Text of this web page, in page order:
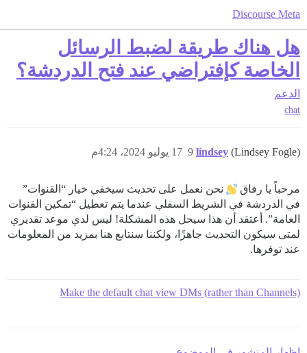
Discourse Meta
هل هناك طريقة لضبط الرسائل
الخاصة كإفتراضي عند فتح الدردشة؟
الدعم
chat
lindsey (Lindsey Fogle) 17 يوليو 2024، 4:24م 9
مرحباً يا رفاق
نحن نعمل على تحديث سيخفي خيار “القنوات”
في الدردشة في الشريط السفلي عندما يتم تعطيل “تمكين القنوات
العامة”. أعتقد أن هذا سيحل هذه المشكلة! ليس لدي موعد تقديري
لمتى سيكون التحديث جاهزًا، ولكننا سنتابع هنا بمزيد من المعلومات
عند توفرها.
Make the default chat view DMs (rather than Channels)